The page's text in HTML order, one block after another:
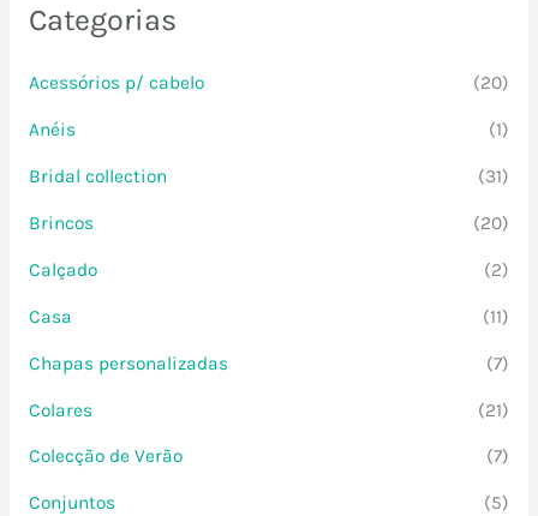
Categorias
Acessórios p/ cabelo (20)
Anéis (1)
Bridal collection (31)
Brincos (20)
Calçado (2)
Casa (11)
Chapas personalizadas (7)
Colares (21)
Colecção de Verão (7)
Conjuntos (5)